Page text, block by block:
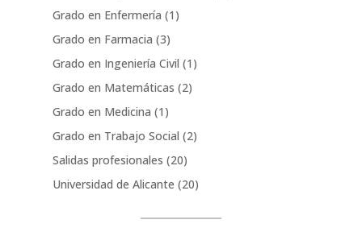
Grado en Enfermería (1)
Grado en Farmacia (3)
Grado en Ingeniería Civil (1)
Grado en Matemáticas (2)
Grado en Medicina (1)
Grado en Trabajo Social (2)
Salidas profesionales (20)
Universidad de Alicante (20)